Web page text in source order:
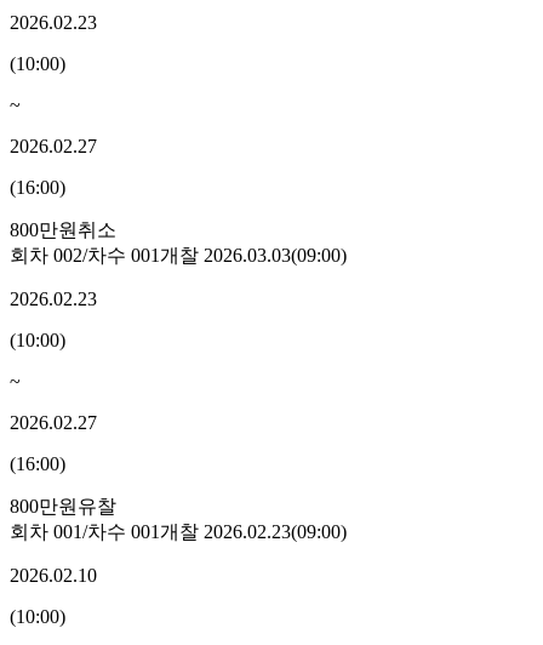
2026.02.23
(10:00)
~
2026.02.27
(16:00)
800만원 취소
회차 002/차수 001개찰 2026.03.03(09:00)
2026.02.23
(10:00)
~
2026.02.27
(16:00)
800만원 유찰
회차 001/차수 001개찰 2026.02.23(09:00)
2026.02.10
(10:00)